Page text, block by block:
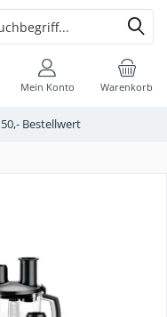
Bestellwert
Warenkorb
Mein Konto